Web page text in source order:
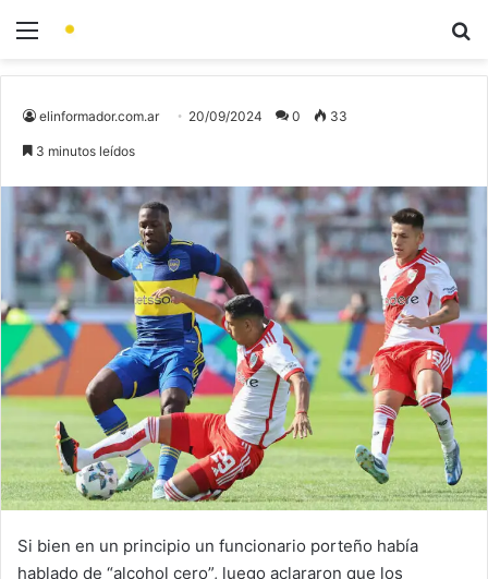
elinformador.com.ar 20/09/2024 0 33
3 minutos leídos
Si bien en un principio un funcionario porteño había
hablado de “alcohol cero”, luego aclararon que los